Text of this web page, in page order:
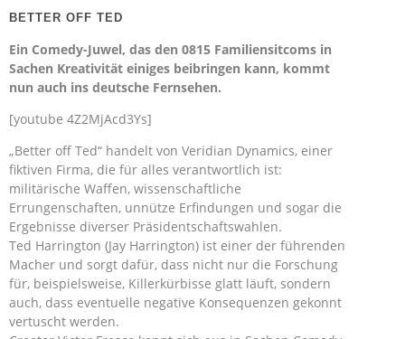
BETTER OFF TED
Ein Comedy-Juwel, das den 0815 Familiensitcoms in
Sachen Kreativität einiges beibringen kann, kommt
nun auch ins deutsche Fernsehen.
[youtube 4Z2MjAcd3Ys]
„Better off Ted“ handelt von Veridian Dynamics, einer
fiktiven Firma, die für alles verantwortlich ist:
militärische Waffen, wissenschaftliche
Errungenschaften, unnütze Erfindungen und sogar die
Ergebnisse diverser Präsidentschaftswahlen.
Ted Harrington (Jay Harrington) ist einer der führenden
Macher und sorgt dafür, dass nicht nur die Forschung
für, beispielsweise, Killerkürbisse glatt läuft, sondern
auch, dass eventuelle negative Konsequenzen gekonnt
vertuscht werden.